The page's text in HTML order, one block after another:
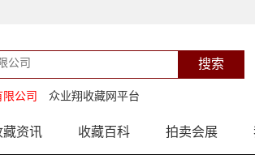
公司 众业翔收藏网平台
藏资讯 收藏百科 拍卖会展